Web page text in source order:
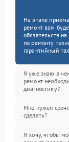
На этапе
ремонт вам
обязательств
по ремонту
гарантийный
Я уже знаю в
ремонт
диагностику?
Мне нужен
сделать?
Я хочу, чтобы